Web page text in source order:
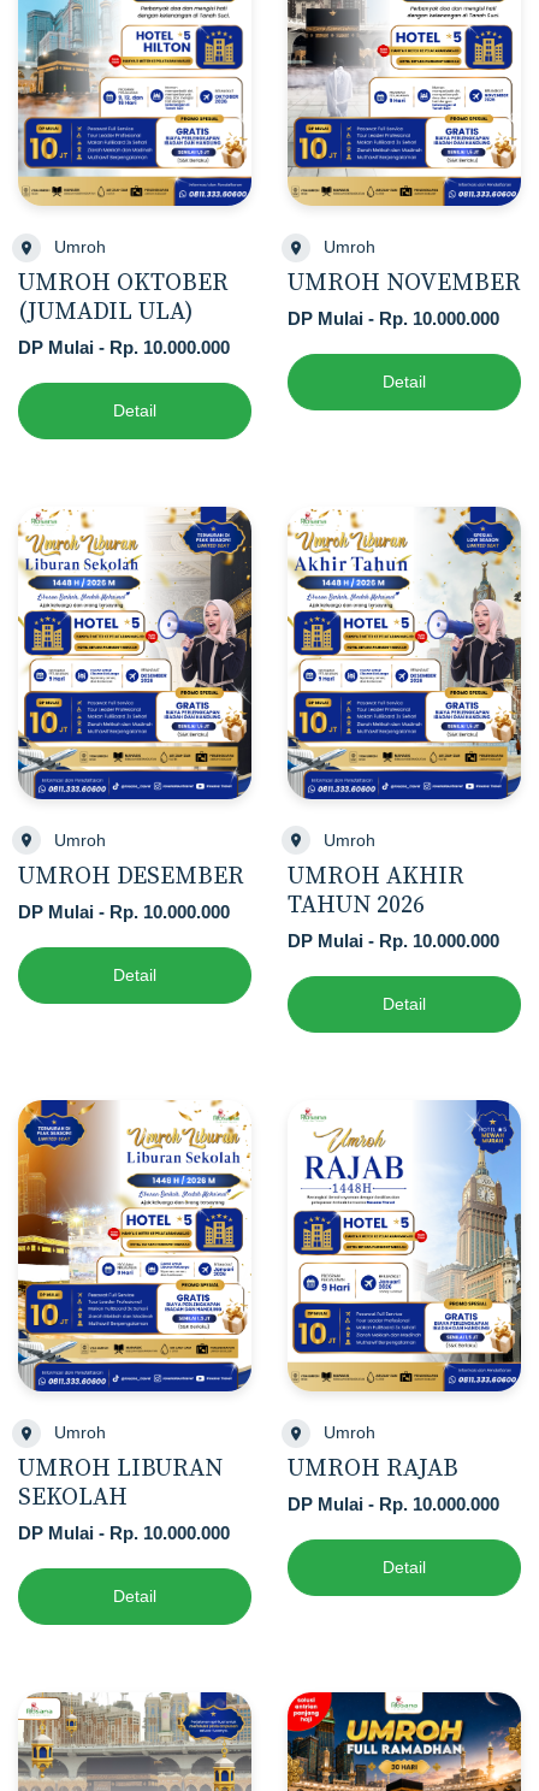
Umroh
UMROH OKTOBER
(JUMADIL ULA)
DP Mulai - Rp. 10.000.000
Detail
Umroh
UMROH NOVEMBER
DP Mulai - Rp. 10.000.000
Detail
Umroh
UMROH DESEMBER
DP Mulai - Rp. 10.000.000
Detail
Umroh
UMROH AKHIR
TAHUN 2026
DP Mulai - Rp. 10.000.000
Detail
Umroh
UMROH LIBURAN
SEKOLAH
DP Mulai - Rp. 10.000.000
Detail
Umroh
UMROH RAJAB
DP Mulai - Rp. 10.000.000
Detail